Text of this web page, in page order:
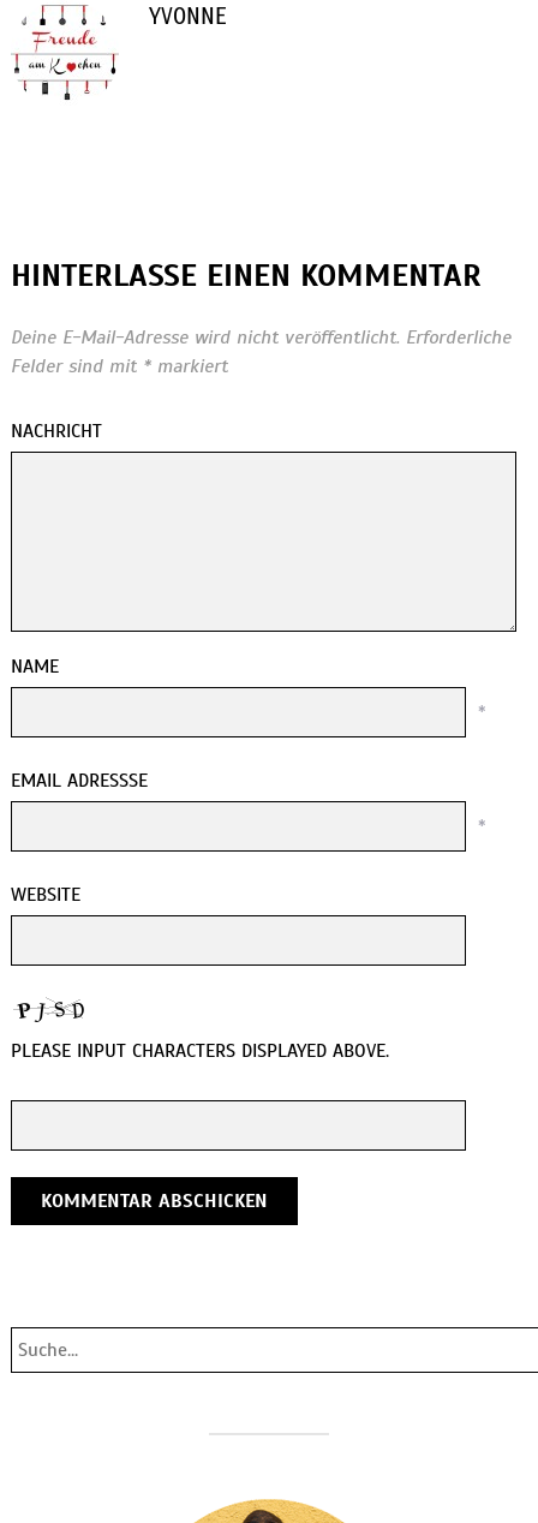
YVONNE
HINTERLASSE EINEN KOMMENTAR
Deine E-Mail-Adresse wird nicht veröffentlicht. Erforderliche
Felder sind mit *markiert
NACHRICHT
NAME
*
EMAIL ADRESSSE
*
WEBSITE
PLEASE INPUT CHARACTERS DISPLAYED ABOVE.